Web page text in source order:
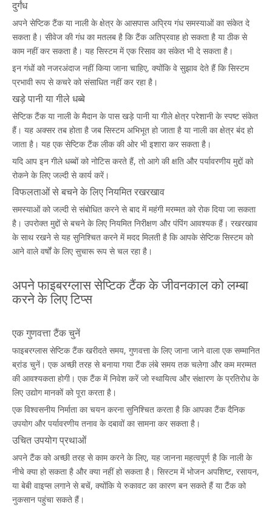
दुर्गंध
अपने सेप्टिक टैंक या नाली के क्षेत्र के आसपास अप्रिय गंध समस्याओं का संकेत दे
सकता है। सीवेज की गंध का मतलब है कि टैंक अतिप्रवाह हो सकता है या ठीक से
काम नहीं कर सकता है। यह सिस्टम में एक रिसाव का संकेत भी दे सकता है।
इन गंधों को नजरअंदाज नहीं किया जाना चाहिए, क्योंकि वे सुझाव देते हैं कि सिस्टम
प्रभावी रूप से कचरे को संसाधित नहीं कर रहा है।
खड़े पानी या गीले धब्बे
सेप्टिक टैंक या नाली के मैदान के पास खड़े पानी या गीले क्षेत्र परेशानी के स्पष्ट संकेत
हैं। यह अक्सर तब होता है जब सिस्टम अभिभूत हो जाता है या नाली का क्षेत्र बंद हो
जाता है। यह एक सेप्टिक टैंक लीक की ओर भी इशारा कर सकता है।
यदि आप इन गीले धब्बों को नोटिस करते हैं, तो आगे की क्षति और पर्यावरणीय मुद्दों को
रोकने के लिए जल्दी से कार्य करें।
विफलताओं से बचने के लिए नियमित रखरखाव
समस्याओं को जल्दी से संबोधित करने से बाद में महंगी मरम्मत को रोक दिया जा सकता
है। उपरोक्त मुद्दों से बचने के लिए नियमित निरीक्षण और पंपिंग आवश्यक हैं। रखरखाव
के साथ रखने से यह सुनिश्चित करने में मदद मिलती है कि आपके सेप्टिक सिस्टम को
आने वाले वर्षों के लिए सुचारू रूप से चल रहा है।
अपने फाइबरग्लास सेप्टिक टैंक के जीवनकाल को लम्बा
करने के लिए टिप्स
एक गुणवत्ता टैंक चुनें
फाइबरग्लास सेप्टिक टैंक खरीदते समय, गुणवत्ता के लिए जाना जाने वाला एक सम्मानित
ब्रांड चुनें। एक अच्छी तरह से बनाया गया टैंक लंबे समय तक चलेगा और कम मरम्मत
की आवश्यकता होगी। एक टैंक में निवेश करें जो स्थायित्व और संक्षारण के प्रतिरोध के
लिए उद्योग मानकों को पूरा करता है।
एक विश्वसनीय निर्माता का चयन करना सुनिश्चित करता है कि आपका टैंक दैनिक
उपयोग और पर्यावरणीय तनाव के दबावों का सामना कर सकता है।
उचित उपयोग प्रथाओं
अपने टैंक को अच्छी तरह से काम करने के लिए, यह जानना महत्वपूर्ण है कि नाली के
नीचे क्या हो सकता है और क्या नहीं हो सकता है। सिस्टम में भोजन अपशिष्ट, रसायन,
या बेबी वाइप्स लगाने से बचें, क्योंकि ये रुकावट का कारण बन सकते हैं या टैंक को
नुकसान पहुंचा सकते हैं।